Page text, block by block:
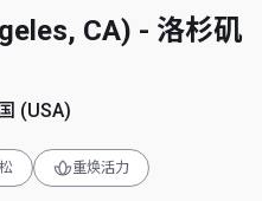
CA) - 洛杉矶
(USA)
重焕活力